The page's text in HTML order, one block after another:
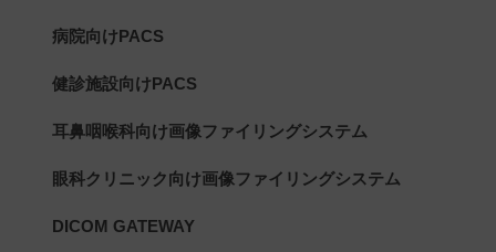
病院向けPACS
健診施設向けPACS
耳鼻咽喉科向け画像ファイリングシステム
眼科クリニック向け画像ファイリングシステム
DICOM GATEWAY